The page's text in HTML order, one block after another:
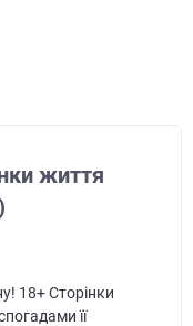
життя
18+ Сторінки
її